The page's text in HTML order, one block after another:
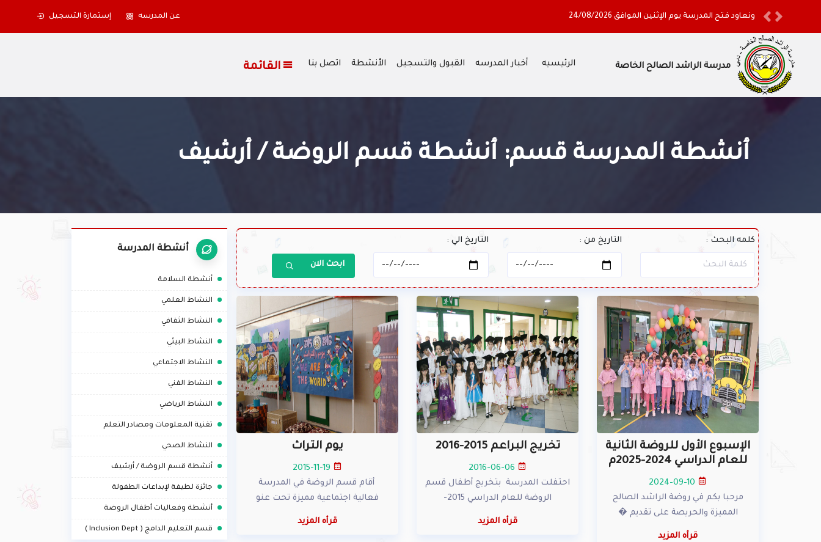
ونعاود فتح المدرسة يوم الإثنين الموافق 24/08/2026
PreviousNext
عن المدرسه إستمارة التسجيل
مدرسة الراشد الصالح الخاصة الرئيسيه أخبار المدرسه القبول والتسجيل الأنشطة اتصل بنا
أنشطة المدرسة قسم: أنشطة قسم الروضة / أرشيف
كلمه البحث : التاريخ من : التاريخ الي :
ابحث الان
الإسبوع الأول للروضة الثانية
للعام الدراسي 2024-2025م
مرحبا بكم في روضة الراشد الصالح
المميزة والحريصة على تقديم �
قرأه المزيد
تخريج البراعم 2015-2016
احتفلت المدرسة بتخريج أطفال قسم
الروضة للعام الدراسي 2015-
قرأه المزيد
يوم التراث
أقام قسم الروضة في المدرسة
فعالية اجتماعية مميزة تحت عنو
قرأه المزيد
أنشطة المدرسة
. أنشطة السلامة
. النشاط العلمي
. النشاط الثقافي
. النشاط البيئي
. النشاط الاجتماعي
. النشاط الفني
. النشاط الرياضي
. تقنية المعلومات ومصادر التعلم
. النشاط الصحي
. أنشطة قسم الروضة / أرشيف
. جائزة لطيفة لإبداعات الطفولة
. أنشطة وفعاليات أطفال الروضة
. قسم التعليم الدامج ( Inclusion Dept )